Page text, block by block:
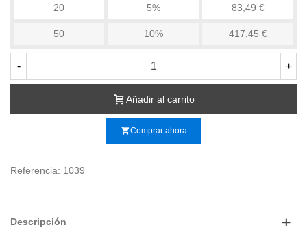
20 5% 83,49 €
50 10% 417,45 €
- +
Añadir al carrito
shopping_cartComprar ahora
Referencia: 1039
Descripción